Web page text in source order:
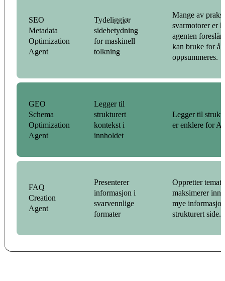
SEO
Metadata
Optimization
Agent
Tydeliggjør
sidebetydning
for maskinell
tolkning
Mange av
svarmotorer er
agenten
kan bruke for å
oppsummeres.
GEO
Schema
Optimization
Agent
Legger til
strukturert
kontekst i
innholdet
Legger til
er enklere for
FAQ
Creation
Agent
Presenterer
informasjon i
svarvennlige
formater
Oppretter
maksimerer
mye
strukturert side.